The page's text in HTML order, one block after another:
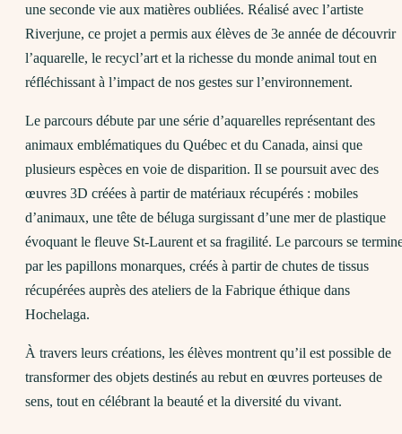
une seconde vie aux matières oubliées. Réalisé avec l’artiste
Riverjune, ce projet a permis aux élèves de 3e année de découvrir
l’aquarelle, le recycl’art et la richesse du monde animal tout en
réfléchissant à l’impact de nos gestes sur l’environnement.
Le parcours débute par une série d’aquarelles représentant des
animaux emblématiques du Québec et du Canada, ainsi que
plusieurs espèces en voie de disparition. Il se poursuit avec des
œuvres 3D créées à partir de matériaux récupérés : mobiles
d’animaux, une tête de béluga surgissant d’une mer de plastique
évoquant le fleuve St-Laurent et sa fragilité. Le parcours se
par les papillons monarques, créés à partir de chutes de tissus
récupérées auprès des ateliers de la Fabrique éthique dans
Hochelaga.
À travers leurs créations, les élèves montrent qu’il est possible de
transformer des objets destinés au rebut en œuvres porteuses de
sens, tout en célébrant la beauté et la diversité du vivant.